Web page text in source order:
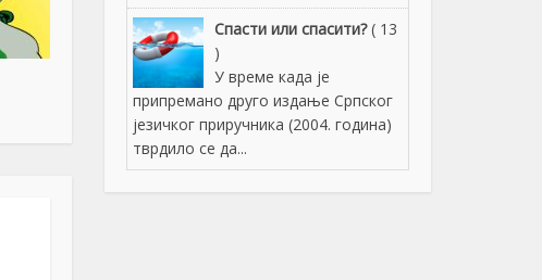
Спасти или спасити? ( 13
)
У време када је
припремано друго издање Српског
језичког приручника (2004. година)
тврдило се да...